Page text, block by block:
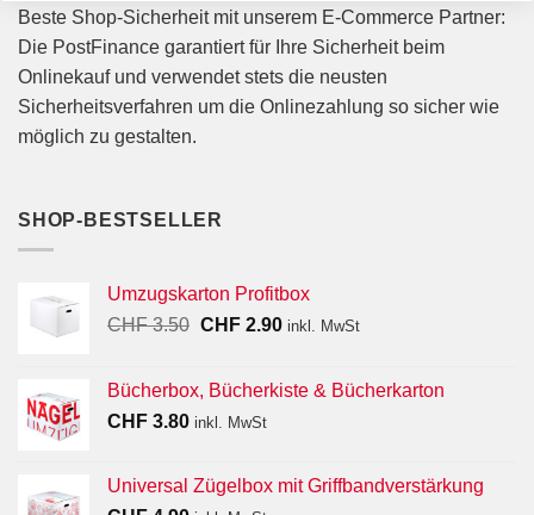
Beste Shop-Sicherheit mit unserem E-Commerce Partner:
Die PostFinance garantiert für Ihre Sicherheit beim
Onlinekauf und verwendet stets die neusten
Sicherheitsverfahren um die Onlinezahlung so sicher wie
möglich zu gestalten.
SHOP-BESTSELLER
Umzugskarton Profitbox
CHF3.50 Ursprünglicher
CHF 3.50
CHF2.90Aktueller
CHF 2.90.
inkl. MwSt
Bücherbox, Bücherkiste & Bücherkarton
CHF 3.80 inkl. MwSt
Universal Zügelbox mit Griffbandverstärkung